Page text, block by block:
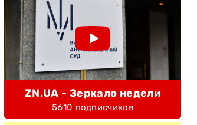
ZN.UA - Зеркало недели
5610 подписчиков